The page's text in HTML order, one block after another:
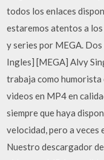
todos los enlaces
estaremos atentos a
y series por MEGA.
Ingles] [MEGA] Alvy
trabaja como humorista
videos en MP4 en
siempre que haya
velocidad, pero a veces
Nuestro descargador